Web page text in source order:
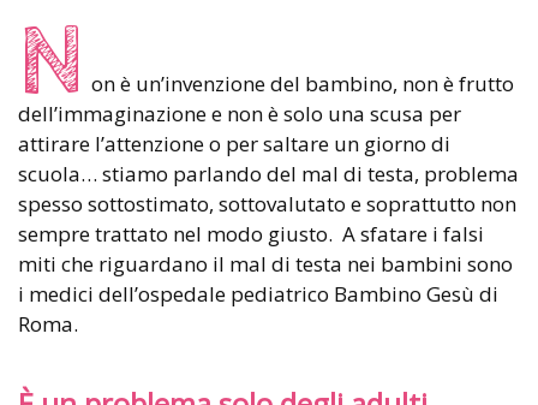
N on è un’invenzione del bambino, non è frutto
dell’immaginazione e non è solo una scusa per
attirare l’attenzione o per saltare un giorno di
scuola… stiamo parlando del mal di testa, problema
spesso sottostimato, sottovalutato e soprattutto non
sempre trattato nel modo giusto. A sfatare i falsi
miti che riguardano il mal di testa nei bambini sono
i medici dell’ospedale pediatrico Bambino Gesù di
Roma.